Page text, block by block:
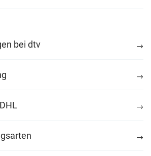
bei dtv